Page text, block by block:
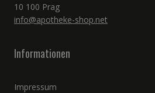
10 100 Prag
info@apotheke-shop.net
Informationen
Impressum